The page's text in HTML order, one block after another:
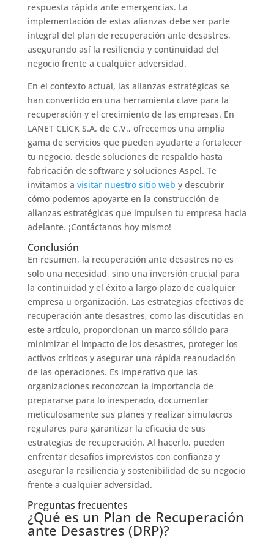
respuesta rápida ante emergencias. La
implementación de estas alianzas debe ser parte
integral del plan de recuperación ante desastres,
asegurando así la resiliencia y continuidad del
negocio frente a cualquier adversidad.
En el contexto actual, las alianzas estratégicas se
han convertido en una herramienta clave para la
recuperación y el crecimiento de las empresas. En
LANET CLICK S.A. de C.V., ofrecemos una amplia
gama de servicios que pueden ayudarte a fortalecer
tu negocio, desde soluciones de respaldo hasta
fabricación de software y soluciones Aspel. Te
invitamos a visitar nuestro sitio web y descubrir
cómo podemos apoyarte en la construcción de
alianzas estratégicas que impulsen tu empresa hacia
adelante. ¡Contáctanos hoy mismo!
Conclusión
En resumen, la recuperación ante desastres no es
solo una necesidad, sino una inversión crucial para
la continuidad y el éxito a largo plazo de cualquier
empresa u organización. Las estrategias efectivas de
recuperación ante desastres, como las discutidas en
este artículo, proporcionan un marco sólido para
minimizar el impacto de los desastres, proteger los
activos críticos y asegurar una rápida reanudación
de las operaciones. Es imperativo que las
organizaciones reconozcan la importancia de
prepararse para lo inesperado, documentar
meticulosamente sus planes y realizar simulacros
regulares para garantizar la eficacia de sus
estrategias de recuperación. Al hacerlo, pueden
enfrentar desafíos imprevistos con confianza y
asegurar la resiliencia y sostenibilidad de su negocio
frente a cualquier adversidad.
Preguntas frecuentes
¿Qué es un Plan de Recuperación
ante Desastres (DRP)?